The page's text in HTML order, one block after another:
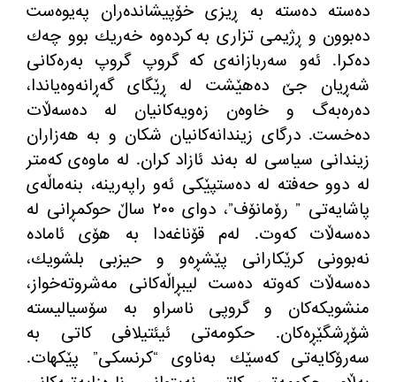
دەستە دەستە بە ڕیزی خۆپیشاندەران پەیوەست
دەبوون و ڕژیمی تزاری بە كردەوە خەریك بوو چەك
دەكرا. ئەو سەربازانەی كە گروپ گروپ بەرەكانی
شەڕیان جێ دەهێشت لە ڕێگای گەڕانەوەیاندا،
دەرەبەگ و خاوەن زەویەكانیان لە دەسەڵات
دەخست. درگای زیندانەكانیان شكان و بە هەزاران
زیندانی سیاسی لە بەند ئازاد كران. لە ماوەی كەمتر
لە دوو حەفتە لە دەستپێكی ئەو راپەرینە، بنەماڵەی
پاشایەتی ” رۆمانۆف”، دوای ٢٠٠ ساڵ حوكمڕانی لە
دەسەڵات كەوت. لەم قۆناغەدا بە هۆی ئامادە
نەبوونی كرێكارانی پێشڕەو و حیزبی بلشویك،
دەسەڵات كەوتە دەست لیبڕاڵەكانی مەشروتەخواز،
منشویكەكان و گروپی ناسراو بە سۆسیالیستە
شۆڕشگێڕەكان. حكومەتی ئیئتیلافی كاتی بە
سەرۆكایەتی كەسێك بەناوی “كرنسكی” پێكهات.